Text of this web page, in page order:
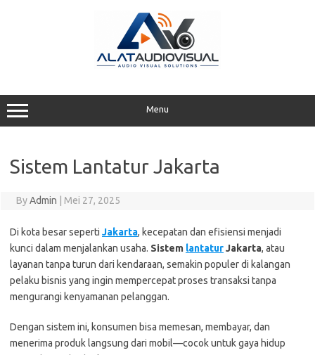
Menu
Sistem Lantatur Jakarta
ByAdmin Mei 27, 2025
Di kota besar seperti Jakarta, kecepatan dan efisiensi menjadi
kunci dalam menjalankan usaha. Sistem lantaturJakarta, atau
layanan tanpa turun dari kendaraan, semakin populer di kalangan
pelaku bisnis yang ingin mempercepat proses transaksi tanpa
mengurangi kenyamanan pelanggan.
Dengan sistem ini, konsumen bisa memesan, membayar, dan
menerima produk langsung dari mobil—cocok untuk gaya hidup